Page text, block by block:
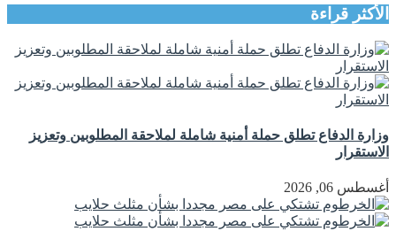
الأكثر قراءة
وزارة الدفاع تطلق حملة أمنية شاملة لملاحقة المطلوبين وتعزيز
الاستقرار
أغسطس 06, 2026